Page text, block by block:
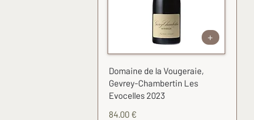
+
Domaine de la Vougeraie,
Gevrey-Chambertin Les
Evocelles 2023
84.00 €